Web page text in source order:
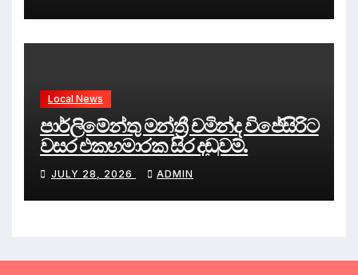
Local News
පාර්ලිමේන්තු මන්ත්‍රී චමින්ද විජේසිරිට
වසර එකහමාරක සිර දඬුවම්.
JULY 28, 2026 ADMIN